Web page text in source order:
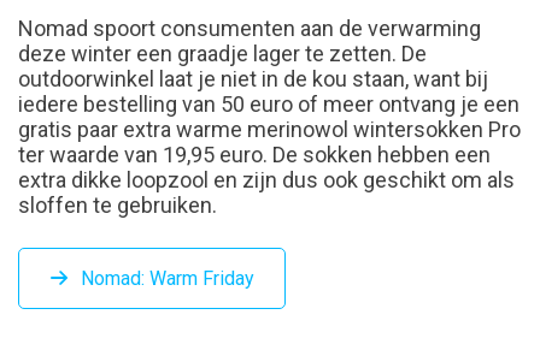
Nomad spoort consumenten aan de verwarming
deze winter een graadje lager te zetten. De
outdoorwinkel laat je niet in de kou staan, want bij
iedere bestelling van 50 euro of meer ontvang je een
gratis paar extra warme merinowol wintersokken Pro
ter waarde van 19,95 euro. De sokken hebben een
extra dikke loopzool en zijn dus ook geschikt om als
sloffen te gebruiken.
Nomad: Warm Friday